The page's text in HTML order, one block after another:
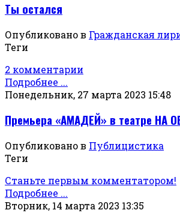
Ты остался
Опубликовано в Гражданская
Теги
2 комментарии
Подробнее ...
Понедельник, 27 марта 2023 15:48
Премьера «АМАДЕЙ» в театре НА
Опубликовано в Публицистика
Теги
Станьте первым комментатором!
Подробнее ...
Вторник, 14 марта 2023 13:35